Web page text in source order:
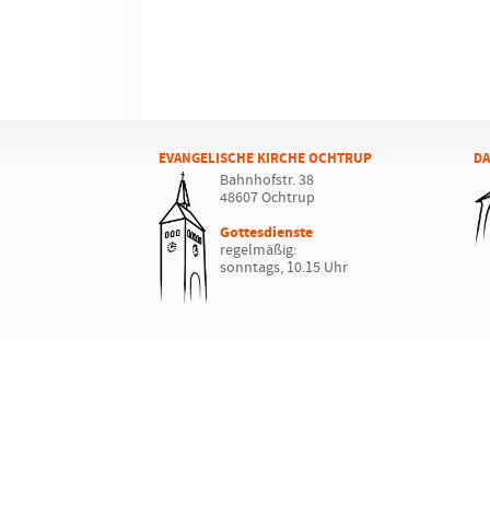
EVANGELISCHE KIRCHE OCHTRUP
Bahnhofstr. 38
48607 Ochtrup
Gottesdienste
regelmäßig:
sonntags, 10.15 Uhr